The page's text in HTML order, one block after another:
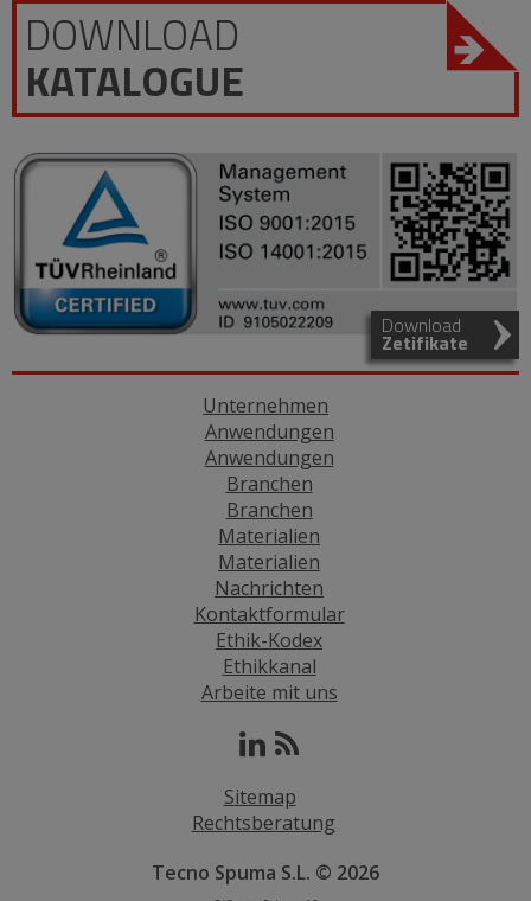
DOWNLOAD
KATALOGUE
Download
Zetifikate
Unternehmen
Anwendungen
Anwendungen
Branchen
Branchen
Materialien
Materialien
Nachrichten
Kontaktformular
Ethik-Kodex
Ethikkanal
Arbeite mit uns
Sitemap
Rechtsberatung
Tecno Spuma S.L. © 2026